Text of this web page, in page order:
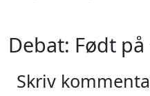
Debat: Født
Skriv